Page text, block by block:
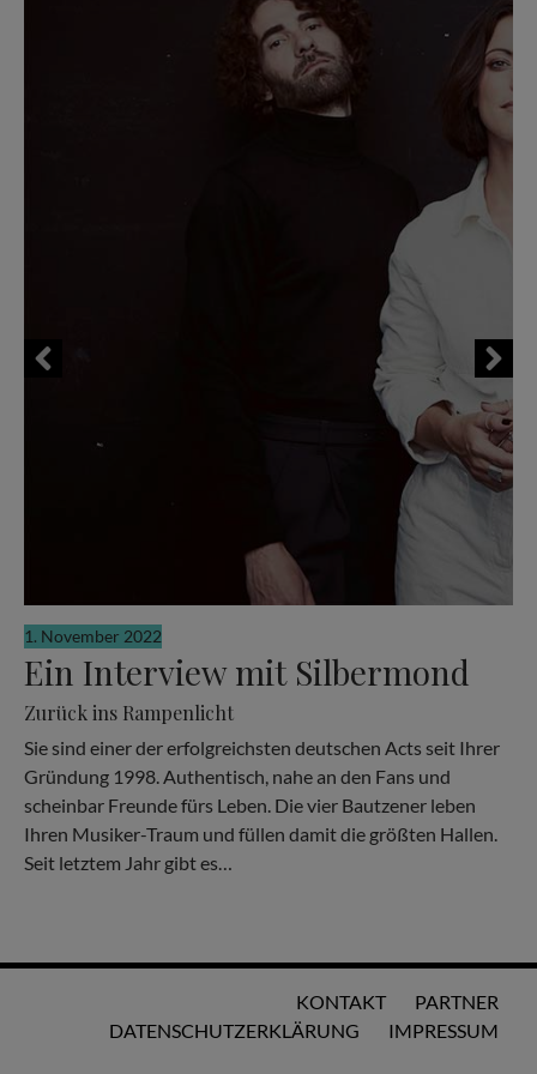
1. November 2022
Ein Interview mit Silbermond
Zurück ins Rampenlicht
Sie sind einer der erfolgreichsten deutschen Acts seit Ihrer
Gründung 1998. Authentisch, nahe an den Fans und
scheinbar Freunde fürs Leben. Die vier Bautzener leben
Ihren Musiker-Traum und füllen damit die größten Hallen.
Seit letztem Jahr gibt es…
KONTAKT
PARTNER
DATENSCHUTZERKLÄRUNG
IMPRESSUM